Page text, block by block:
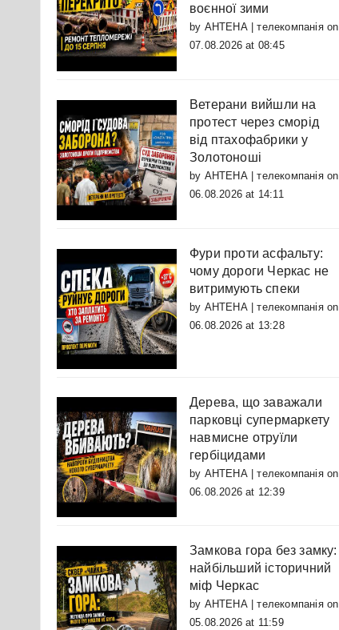
воєнної зими
by АНТЕНА | телекомпаніяon
07.08.2026 at 08:45
Ветерани вийшли на
протест через сморід
від птахофабрики у
Золотоноші
by АНТЕНА | телекомпаніяon
06.08.2026 at 14:11
Фури проти асфальту:
чому дороги Черкас не
витримують спеки
by АНТЕНА | телекомпаніяon
06.08.2026 at 13:28
Дерева, що заважали
парковці супермаркету
навмисне отруїли
гербіцидами
by АНТЕНА | телекомпаніяon
06.08.2026 at 12:39
Замкова гора без замку:
найбільший історичний
міф Черкас
by АНТЕНА | телекомпаніяon
05.08.2026 at 11:59